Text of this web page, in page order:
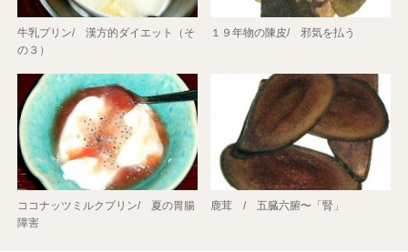
牛乳プリン/ 漢方的ダイエット（そ
の３）
１９年物の陳皮/ 邪気を払う
ココナッツミルクプリン/ 夏の胃腸
障害
鹿茸 / 五臓六腑〜「腎」